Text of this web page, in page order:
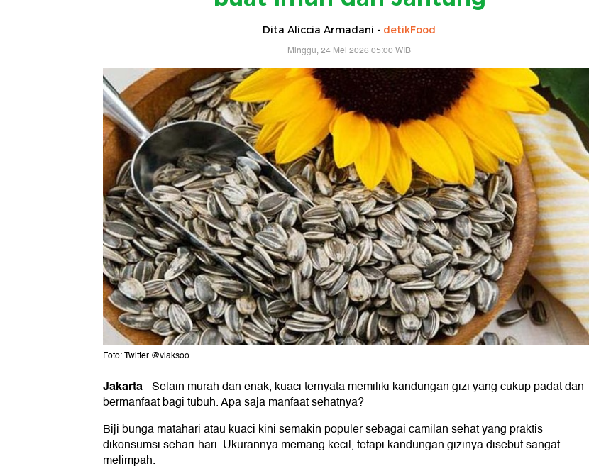
Dita Aliccia Armadani - detikFood
Minggu, 24 Mei 2026 05:00 WIB
Foto: Twitter @viaksoo
Jakarta-Selain murah dan enak, kuaci ternyata memiliki kandungan gizi yang cukup padat dan
bermanfaat bagi tubuh. Apa saja manfaat sehatnya?
Biji bunga matahari atau kuaci kini semakin populer sebagai camilan sehat yang praktis
dikonsumsi sehari-hari. Ukurannya memang kecil, tetapi kandungan gizinya disebut sangat
melimpah.